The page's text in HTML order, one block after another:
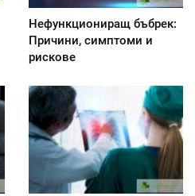
Нефункциониращ бъбрек:
Причини, симптоми и
рискове